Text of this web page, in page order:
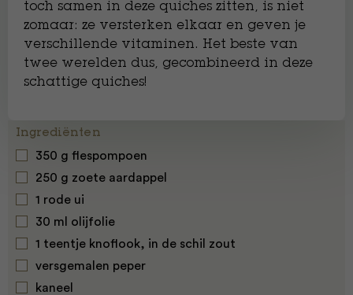
toch samen in deze quiches zitten, is niet
zomaar: ze versterken elkaar en geven je
verschillende vitaminen. Het beste van
twee werelden dus, gecombineerd in deze
schattige quiches!
Ingrediënten
350 g ﬂespompoen
250 g zoete aardappel
1 rode ui
30 ml olijfolie
1 teentje knoﬂook, in de schil zout
versgemalen peper
kaneel